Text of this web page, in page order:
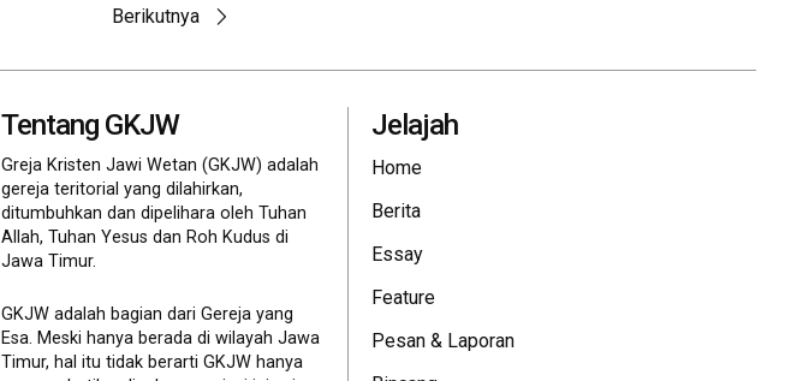
Berikutnya
Tentang GKJW
Greja Kristen Jawi Wetan (GKJW) adalah
gereja teritorial yang dilahirkan,
ditumbuhkan dan dipelihara oleh Tuhan
Allah, Tuhan Yesus dan Roh Kudus di
Jawa Timur.
GKJW adalah bagian dari Gereja yang
Esa. Meski hanya berada di wilayah Jawa
Timur, hal itu tidak berarti GKJW hanya
Jelajah
Home
Berita
Essay
Feature
Pesan & Laporan